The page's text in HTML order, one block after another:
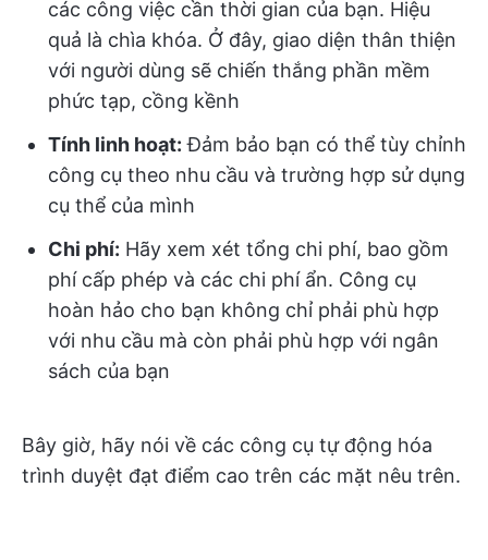
các công việc cần thời gian của bạn. Hiệu
quả là chìa khóa. Ở đây, giao diện thân thiện
với người dùng sẽ chiến thắng phần mềm
phức tạp, cồng kềnh
Tính linh hoạt: Đảm bảo bạn có thể tùy chỉnh
công cụ theo nhu cầu và trường hợp sử dụng
cụ thể của mình
Chi phí: Hãy xem xét tổng chi phí, bao gồm
phí cấp phép và các chi phí ẩn. Công cụ
hoàn hảo cho bạn không chỉ phải phù hợp
với nhu cầu mà còn phải phù hợp với ngân
sách của bạn
Bây giờ, hãy nói về các công cụ tự động hóa
trình duyệt đạt điểm cao trên các mặt nêu trên.